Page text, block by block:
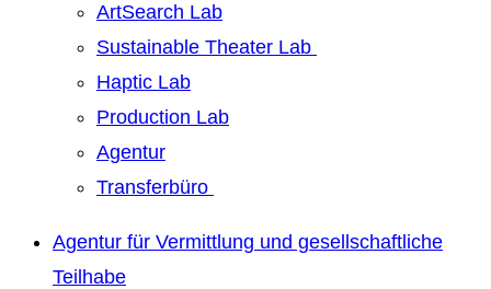
ArtSearch Lab
Sustainable Theater Lab
Haptic Lab
Production Lab
Agentur
Transferbüro
Agentur für Vermittlung und gesellschaftliche
Teilhabe